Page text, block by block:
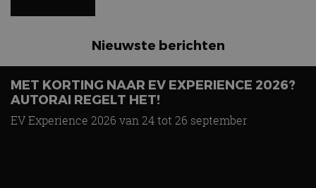
6 aug
Carbon fibre op je laadkabel: nergens voor nodig,
en precies daarom geweldig
5 aug